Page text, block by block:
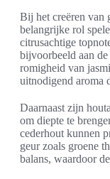
Bij het creëren van
belangrijke rol
citrusachtige
bijvoorbeeld aan
romigheid van
uitnodigend aroma
Daarnaast zijn
om diepte te
cederhout kunnen
geur zoals groene
balans, waardoor